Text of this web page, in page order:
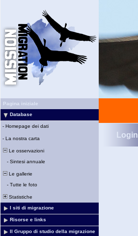
Pagina iniziale
Database
- Homepage dei dati
- La nostra carta
Le osservazioni
- Sintesi annuale
Le gallerie
- Tutte le foto
Statistiche
I siti di migrazione
Risorse e links
Il Gruppo di studio della migrazione
Login